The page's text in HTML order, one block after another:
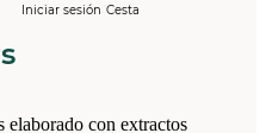
Iniciar sesión Cesta
elaborado con extractos